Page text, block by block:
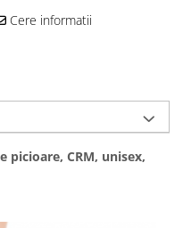
Cere informatii
picioare, CRM, unisex,